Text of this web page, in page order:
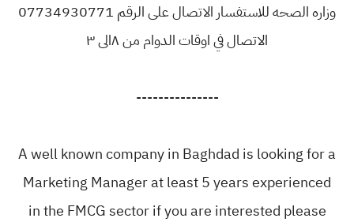
وزاره الصحه للاستفسار الاتصال على الرقم 07734930771
الاتصال في اوقات الدوام من ٨الى ٣
---------------
A well known company in Baghdad is looking for a
Marketing Manager at least 5 years experienced
in the FMCG sector if you are interested please